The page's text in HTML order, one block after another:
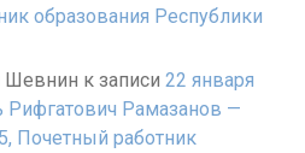
образования Республики
Шевнин к записи 22 января
Рамазанов —
Почетный работник